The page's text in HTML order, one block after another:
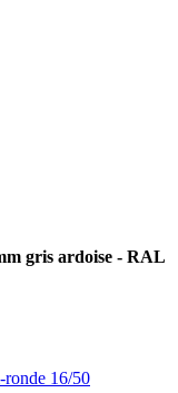
gris ardoise - RAL
16/50